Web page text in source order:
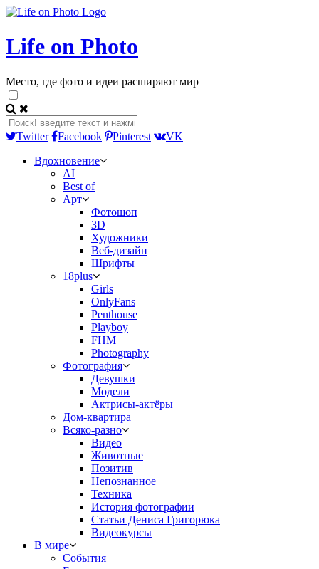
Life on Photo
Место, где фото и идеи расширяют мир
Twitter Facebook Pinterest
VK
Вдохновение
AI
Best of
Арт
Фотошоп
3D
Художники
Веб-дизайн
Шрифты
18plus
Girls
OnlyFans
Penthouse
Playboy
FHM
Photography
Фотография
Девушки
Модели
Актрисы-актёры
Дом-квартира
Всяко-разно
Видео
Животные
Позитив
Непознанное
Техника
История фотографии
Статьи Дениса Григорюка
Видеокурсы
В мире
События